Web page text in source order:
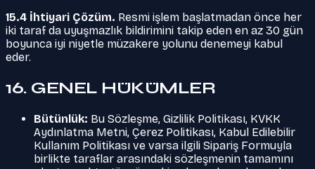
15.4 İhtiyari Çözüm. Resmi işlem başlatmadan önce her
iki taraf da uyuşmazlık bildirimini takip eden en az 30 gün
boyunca iyi niyetle müzakere yolunu denemeyi kabul
eder.
16. GENEL HÜKÜMLER
Bütünlük: Bu Sözleşme, Gizlilik Politikası, KVKK
Aydınlatma Metni, Çerez Politikası, Kabul Edilebilir
Kullanım Politikası ve varsa ilgili Sipariş Formuyla
birlikte taraflar arasındaki sözleşmenin tamamını